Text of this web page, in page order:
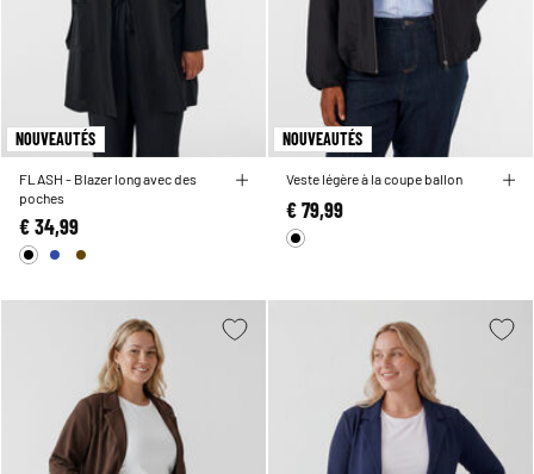
NOUVEAUTÉS
FLASH - Blazer long avec des
poches
€ 34,99
NOUVEAUTÉS
Veste légère à la coupe ballon
€ 79,99